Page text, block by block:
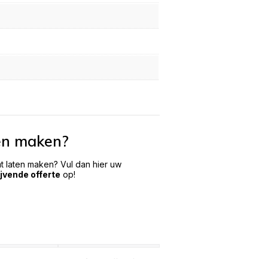
maken?
laten maken? Vul dan hier uw
offerte op!